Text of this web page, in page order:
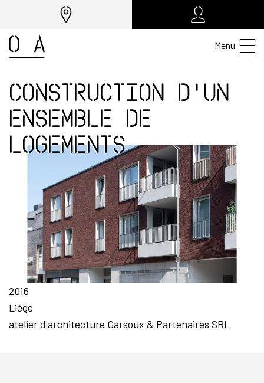
Menu
Construction d'un
ensemble de
logements
2016
Liège
atelier d'architecture Garsoux & Partenaires SRL